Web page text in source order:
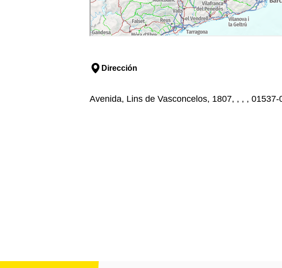
Dirección
Avenida, Lins de Vasconcelos, 1807, , , , 01537-